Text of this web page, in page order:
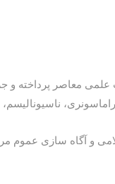
معاصر پرداخته
و آگاه سازی عموم